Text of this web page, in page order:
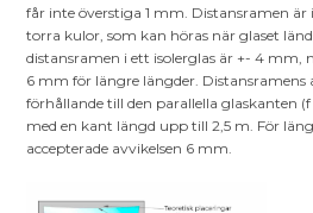
får inte överstiga 1 mm. Distansramen
torra kulor, som kan höras när glaset
distansramen i ett isolerglas är +- 4 mm,
6 mm för längre längder. Distansramens
förhållande till den parallella glaskanten
med en kant längd upp till 2,5 m. För
accepterade avvikelsen 6 mm.